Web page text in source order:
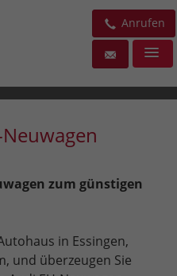
Anrufen
zum günstigen
in Essingen,
und überzeugen Sie